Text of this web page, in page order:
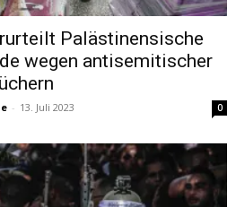
Palästinensische
wegen antisemitischer
- 13. Juli 2023 0